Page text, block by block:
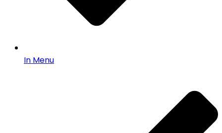
In Menu